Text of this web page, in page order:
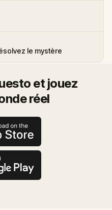
le mystère
et jouez
réel